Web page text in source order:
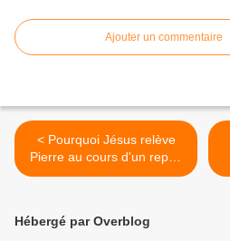
Ajouter un commentaire
< Pourquoi Jésus relève
Pierre au cours d'un repas
?
Hébergé par Overblog